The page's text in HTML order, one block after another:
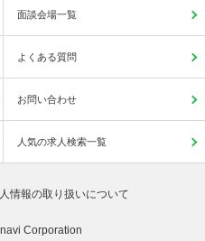
面談会場一覧
よくある質問
お問い合わせ
人気の求人検索一覧
情報の取り扱いについて
Corporation